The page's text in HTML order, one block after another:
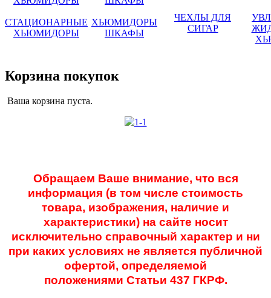
СТАЦИОНАРНЫЕ
ХЬЮМИДОРЫ
ХЬЮМИДОРЫ
ШКАФЫ
ЧЕХЛЫ ДЛЯ
СИГАР
Корзина покупок
Ваша корзина пуста.
Обращаем Ваше внимание, что вся
информация (в том числе стоимость
товара, изображения, наличие и
характеристики) на сайте носит
исключительно справочный характер и ни
при каких условиях не является публичной
офертой, определяемой
положениями Статьи 437 ГКРФ.